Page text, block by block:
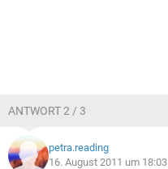
ANTWORT 2 / 3
petra.reading
16. August 2011 um 18:03